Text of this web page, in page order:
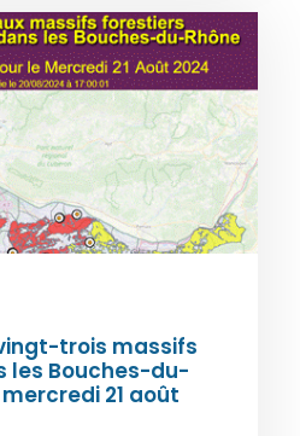
trois massifs
les Bouches-du-
21 août